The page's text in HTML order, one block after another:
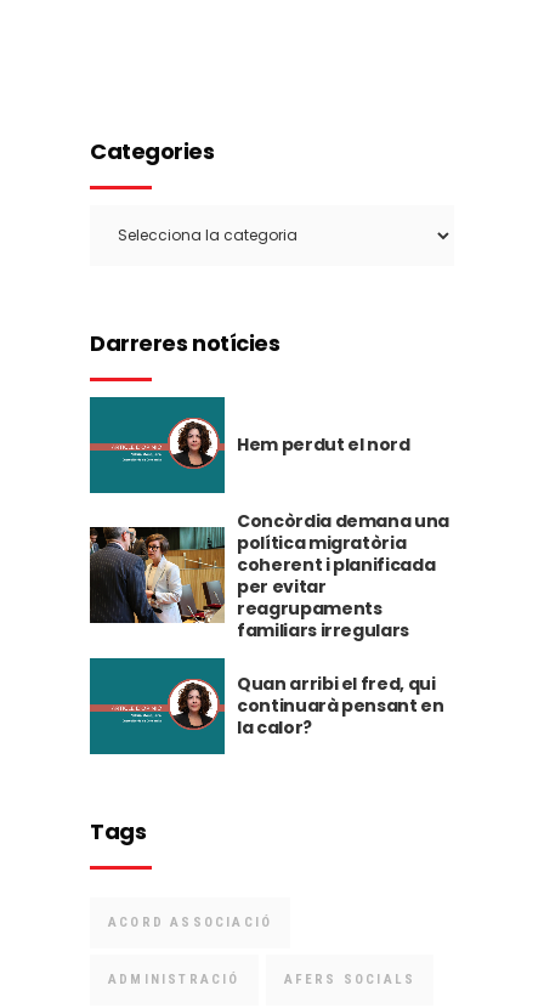
Categories
Darreres notícies
Hem perdut el nord
Concòrdia demana una
política migratòria
coherent i planificada
per evitar
reagrupaments
familiars irregulars
Quan arribi el fred, qui
continuarà pensant en
la calor?
Tags
ACORD ASSOCIACIÓ
ADMINISTRACIÓ AFERS SOCIALS